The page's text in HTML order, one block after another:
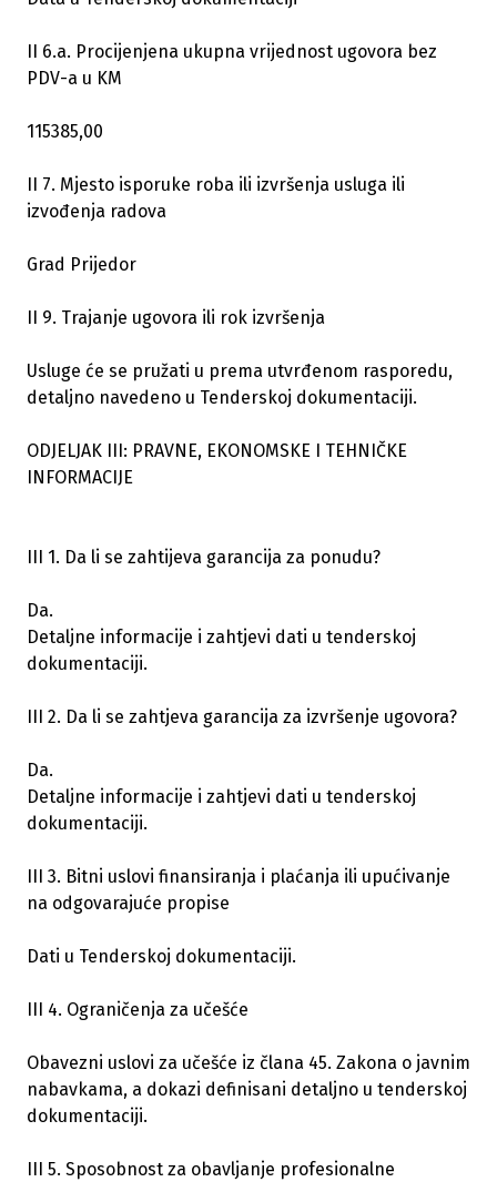
II 6.a. Procijenjena ukupna vrijednost ugovora bez
PDV-a u KM
115385,00
II 7. Mjesto isporuke roba ili izvršenja usluga ili
izvođenja radova
Grad Prijedor
II 9. Trajanje ugovora ili rok izvršenja
Usluge će se pružati u prema utvrđenom rasporedu,
detaljno navedeno u Tenderskoj dokumentaciji.
ODJELJAK III: PRAVNE, EKONOMSKE I TEHNIČKE
INFORMACIJE
III 1. Da li se zahtijeva garancija za ponudu?
Da.
Detaljne informacije i zahtjevi dati u tenderskoj
dokumentaciji.
III 2. Da li se zahtjeva garancija za izvršenje ugovora?
Da.
Detaljne informacije i zahtjevi dati u tenderskoj
dokumentaciji.
III 3. Bitni uslovi finansiranja i plaćanja ili upućivanje
na odgovarajuće propise
Dati u Tenderskoj dokumentaciji.
III 4. Ograničenja za učešće
Obavezni uslovi za učešće iz člana 45. Zakona o javnim
nabavkama, a dokazi definisani detaljno u tenderskoj
dokumentaciji.
III 5. Sposobnost za obavljanje profesionalne